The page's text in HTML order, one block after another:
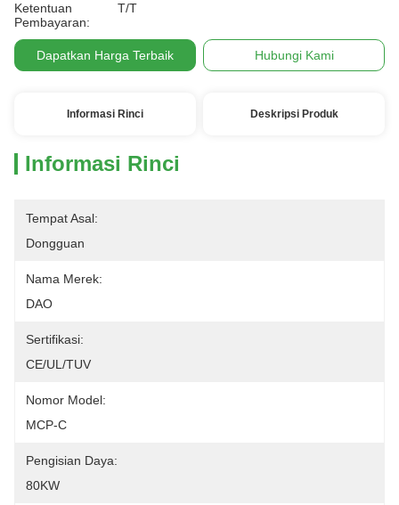
Ketentuan
Pembayaran:
T/T
Dapatkan Harga Terbaik Hubungi Kami
Informasi Rinci Deskripsi Produk
Informasi Rinci
Tempat Asal:
Dongguan
Nama Merek:
DAO
Sertifikasi:
CE/UL/TUV
Nomor Model:
MCP-C
Pengisian Daya:
80KW